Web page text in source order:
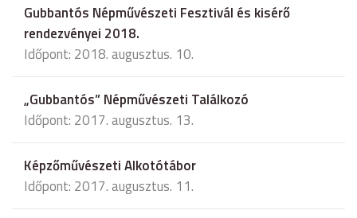
Gubbantós Népművészeti Fesztivál és kisérő
rendezvényei 2018.
Időpont: 2018. augusztus. 10.
„Gubbantós” Népművészeti Találkozó
Időpont: 2017. augusztus. 13.
Képzőművészeti Alkotótábor
Időpont: 2017. augusztus. 11.